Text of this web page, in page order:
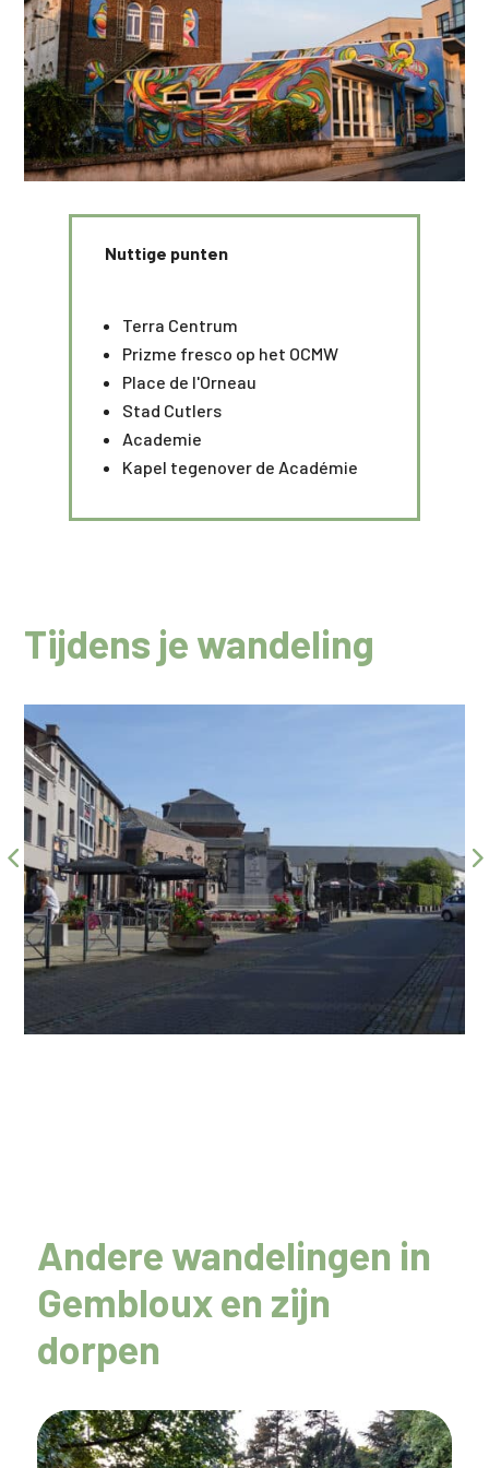
Nuttige punten
Terra Centrum
Prizme fresco op het OCMW
Place de l'Orneau
Stad Cutlers
Academie
Kapel tegenover de Académie
Tijdens je wandeling
Andere wandelingen in
Gembloux en zijn
dorpen